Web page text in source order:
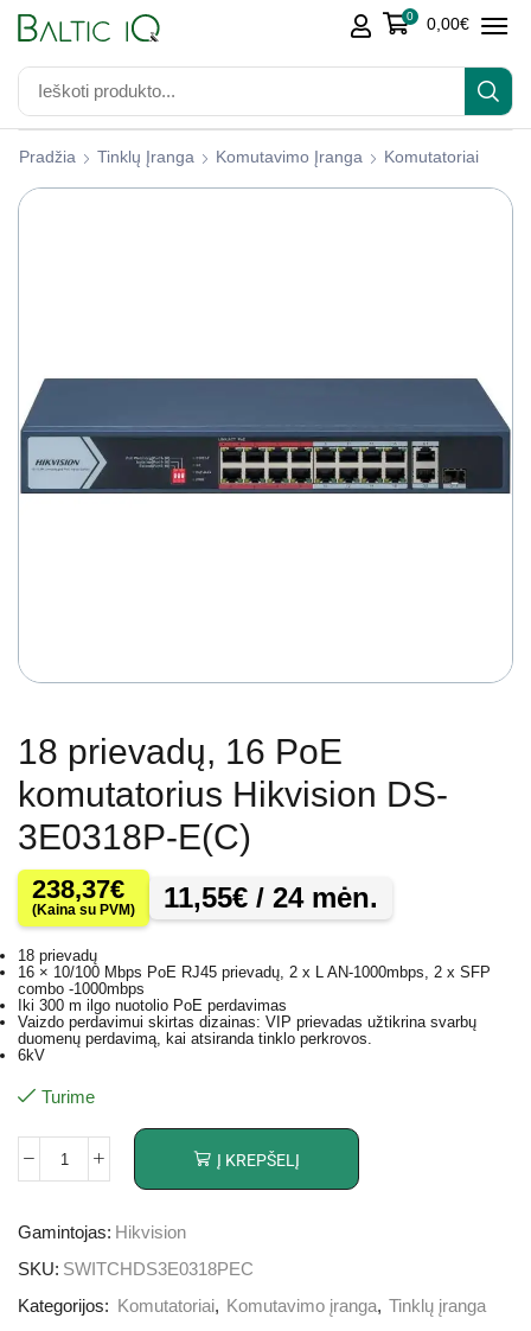
0 0,00€
Pradžia Tinklų Įranga Komutavimo Įranga Komutatoriai
18 prievadų, 16 PoE
komutatorius Hikvision DS-
3E0318P-E(C)
238,37€
(Kaina su PVM) 11,55€ / 24 mėn.
18 prievadų
16 × 10/100 Mbps PoE RJ45 prievadų, 2 x L AN-1000mbps, 2 x SFP
combo -1000mbps
Iki 300 m ilgo nuotolio PoE perdavimas
Vaizdo perdavimui skirtas dizainas: VIP prievadas užtikrina svarbų
duomenų perdavimą, kai atsiranda tinklo perkrovos.
6kV
Turime
Į KREPŠELĮ
Gamintojas: Hikvision
SKU: SWITCHDS3E0318PEC
Kategorijos:
Komutatoriai, Komutavimo įranga, Tinklų įranga